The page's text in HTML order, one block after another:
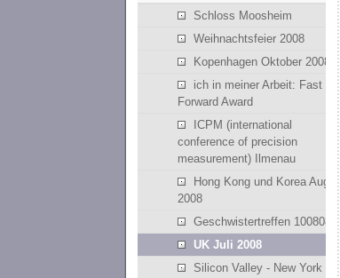
Schloss Moosheim
Weihnachtsfeier 2008
Kopenhagen Oktober 2008
ich in meiner Arbeit: Fast
Forward Award
ICPM (international
conference of precision
measurement) Ilmenau
Hong Kong und Korea August
2008
Geschwistertreffen 100808
UK Juli 2008
Silicon Valley - New York